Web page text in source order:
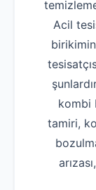
Acil
kombi
tamiri,